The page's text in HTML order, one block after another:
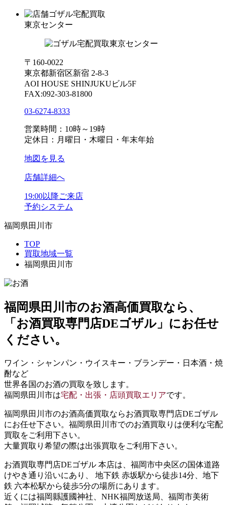
ゴザル宅配買取
東京センター
〒160-0022
東京都新宿区新宿 2-8-3
AOI HOUSE SHINJUKUビル5F
FAX:092-303-81800
03-6274-8333
営業時間：10時～19時
定休日：月曜日・木曜日・年末年始
地図を見る
店舗詳細へ
19:00以降ご来店
予約システム
福岡県田川市
TOP
買取地域一覧
福岡県田川市
福岡県田川市のお酒高価買取なら、
「お酒買取専門店DEゴザル」 にお任せ
ください。
ワイン・シャンパン・ウイスキー・ブランデー・日本酒・焼
酎など
世界各国のお酒の買取を致します。
福岡県田川市は宅配・出張・店頭買取エリアです。
福岡県田川市のお酒高価買取ならお酒買取専門店DEゴザル
にお任せ下さい。福岡県田川市でのお酒買取りは便利な宅配
買取をご利用下さい。
大量買取り希望の際は出張買取をご利用下さい。
お酒買取専門店DEゴザル 本店は、福岡市中央区の国体道路
けやき通り沿いにあり、 地下鉄 赤坂駅から徒歩14分、地下
鉄 六本松駅から徒歩5分の場所にあります。
近くには福岡縣護國神社、NHK福岡放送局、福岡市美術